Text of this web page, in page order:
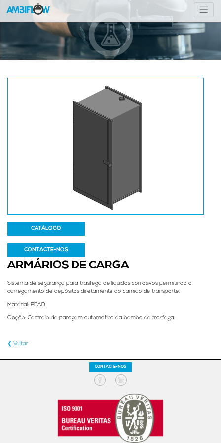
CATÁLOGO
CONTACTE-NOS
ARMÁRIOS DE CARGA
Sistema de segurança para trasfega de líquidos corrosivos permitindo o
carregamento de depósitos diretamente do camião de transporte.
Material: PEAD
Opção: Controlo de paragem automática da bomba de trasfega.
❮ Voltar
CONTACTE-NOS